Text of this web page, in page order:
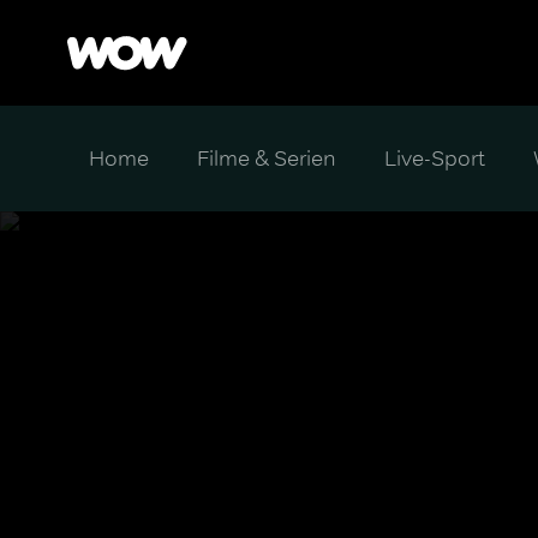
Home Filme & Serien Live-Sport